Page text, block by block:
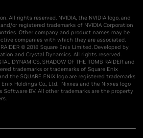
All rights reserved. NVIDIA, the NVIDIA logo, and
or registered trademarks of NVIDIA Corporation
Other company and product names may be
companies with which they are associated.
RAIDER © 2018 Square Enix Limited. Developed by
and Crystal Dynamics. All rights reserved.
DYNAMICS, SHADOW OF THE TOMB RAIDER and
trademarks or trademarks of Square Enix
the SQUARE ENIX logo are registered trademarks
Holdings Co., Ltd. Nixxes and the Nixxes logo
Software BV. All other trademarks are the property